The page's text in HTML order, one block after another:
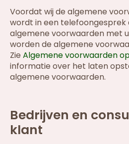
Voordat wij de algemene
wordt in een telefoongesprek
algemene voorwaarden met
worden de algemene
Zie Algemene voorwaarden
informatie over het laten
algemene voorwaarden.
Bedrijven en
klant